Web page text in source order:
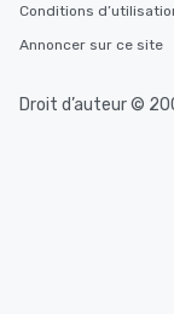
Conditions
Annoncer sur ce site
Droit d’auteur ©